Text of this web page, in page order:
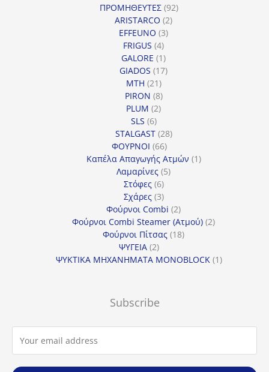
προϊόντα
ΠΡΟΜΗΘΕΥΤΕΣ 9292
ARISTARCO 22
EFFEUNO 33
FRIGUS 44
προϊόντα
GALORE 11
προϊόν
GIADOS 1717
MTH 2121
προϊόντα
PIRON 88
προϊόντα
PLUM 22
SLS 66
προϊόντα
STALGAST 2828
ΦΟΥΡΝΟΙ 6666
προϊόντα
Καπέλα Απαγωγής Ατμών 11
Λαμαρίνες 55
Στόφες 66
προϊόντα
Σχάρες 33
προϊόντα
Φούρνοι Combi 22
προϊόντα
Φούρνοι Combi Steamer (Ατμού) 22
Φούρνοι Πίτσας 1818
ΨΥΓΕΙΑ 22
προϊόντα
ΨΥΚΤΙΚΑ ΜΗΧΑΝΗΜΑΤΑ MONOBLOCK 11
Subscribe